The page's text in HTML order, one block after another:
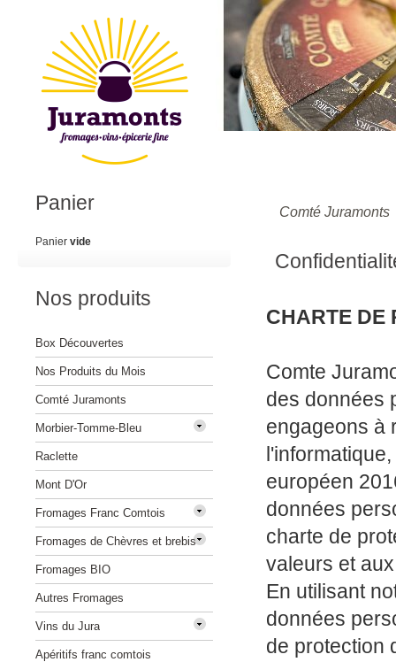
Comté Juramonts
CHARTE DE
Comte
des données
engageons à
européen
données
charte de
valeurs et
En utilisant
données
de protection
Panier
Panier vide
Nos produits
Box Découvertes
Nos Produits du Mois
Comté Juramonts
Morbier-Tomme-Bleu
Raclette
Mont D'Or
Fromages Franc Comtois
Fromages de Chèvres et brebis
Fromages BIO
Autres Fromages
Vins du Jura
Apéritifs franc comtois